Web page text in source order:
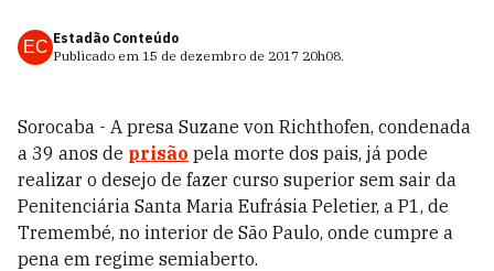
EC Estadão Conteúdo
Publicado em 15 de dezembro de 2017 20h08.
Sorocaba - A presa Suzane von Richthofen, condenada
a 39 anos de prisão pela morte dos pais, já pode
realizar o desejo de fazer curso superior sem sair da
Penitenciária Santa Maria Eufrásia Peletier, a P1, de
Tremembé, no interior de São Paulo, onde cumpre a
pena em regime semiaberto.